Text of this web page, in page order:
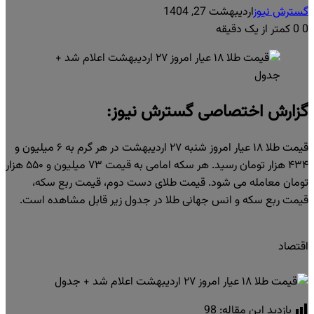
گسترش نیوزاردیبهشت 27, 1404
0
کمتر از یک دقیقه
گزارش اختصاصی گسترش نیوز:
قیمت طلا ۱۸ عیار امروز شنبه ۲۷ اردیبهشت در هر گرم به ۶ میلیون و
۴۳۴ هزار تومان رسید. هر سکه امامی به قیمت ۷۳ میلیون و ۵۵۰ هزار
تومان معامله می شود. قیمت طلای دست دوم، قیمت ربع سکه،
قیمت ربع سکه و انس جهانی طلا در جدول زیر قابل مشاهده است.
اقتصاد